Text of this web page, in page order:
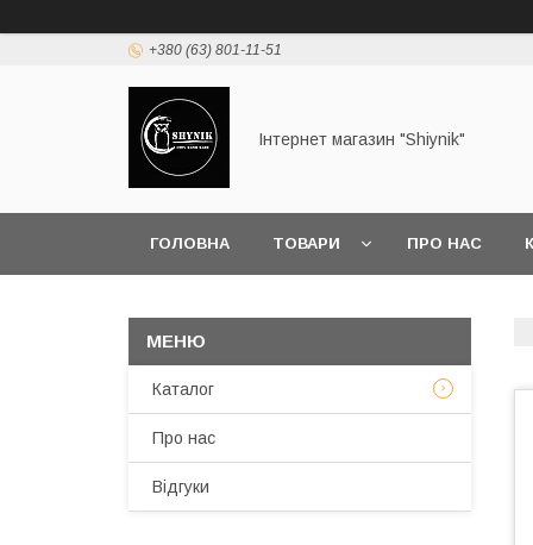
+380 (63) 801-11-51
Інтернет магазин "Shiynik"
ГОЛОВНА ТОВАРИ ПРО НАС
Каталог
Про нас
Відгуки